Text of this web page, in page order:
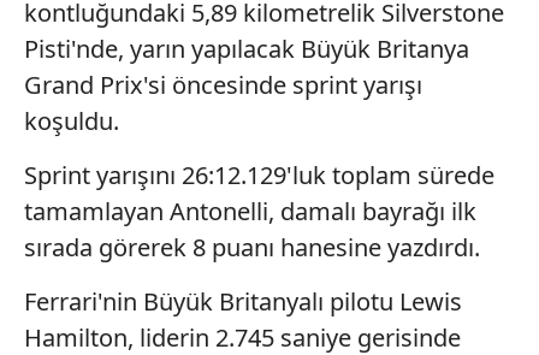
kontluğundaki 5,89 kilometrelik Silverstone
Pisti'nde, yarın yapılacak Büyük Britanya
Grand Prix'si öncesinde sprint yarışı
koşuldu.
Sprint yarışını 26:12.129'luk toplam sürede
tamamlayan Antonelli, damalı bayrağı ilk
sırada görerek 8 puanı hanesine yazdırdı.
Ferrari'nin Büyük Britanyalı pilotu Lewis
Hamilton, liderin 2.745 saniye gerisinde